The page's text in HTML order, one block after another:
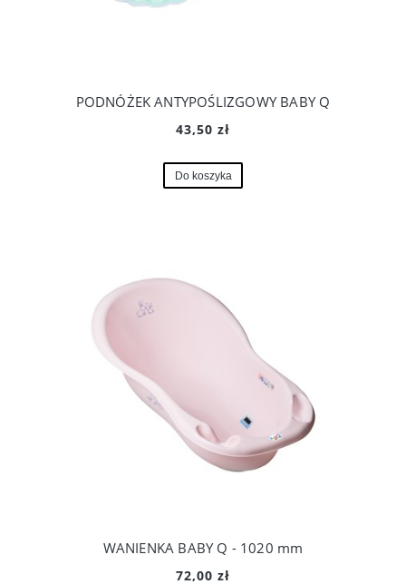
PODNÓŻEK ANTYPOŚLIZGOWY BABY Q
43,50 zł
Do koszyka
WANIENKA BABY Q - 1020 mm
72,00 zł